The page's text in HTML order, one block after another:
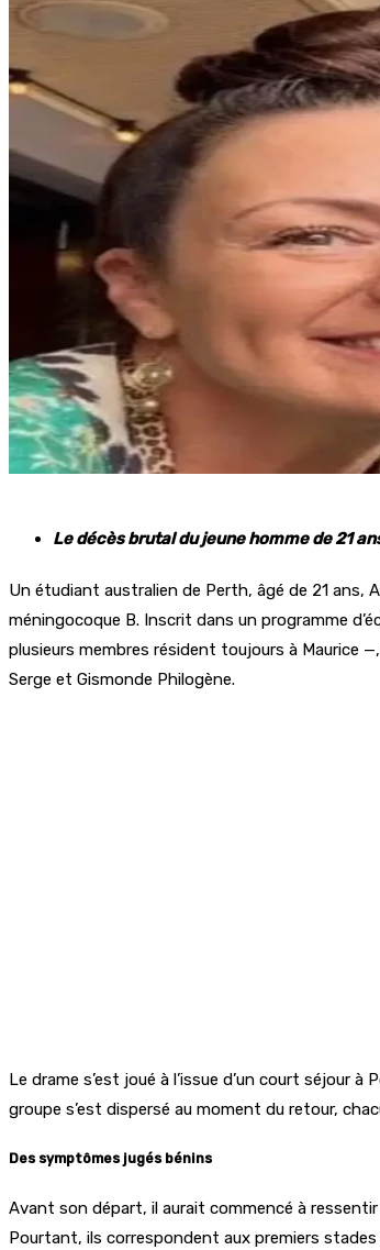
Le décès brutal du jeune homme de 21
Un étudiant australien de Perth, âgé de 21 ans,
méningocoque B. Inscrit dans un programme
plusieurs membres résident toujours à Maurice
Serge et Gismonde Philogène.
Le drame s’est joué à l’issue d’un court séjour
groupe s’est dispersé au moment du retour,
Des symptômes jugés bénins
Avant son départ, il aurait commencé à
Pourtant, ils correspondent aux premiers